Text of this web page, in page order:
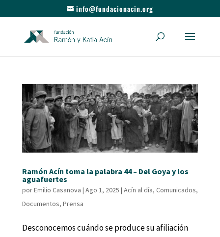
info@fundacionacin.org
Ramón Acín toma la palabra 44 – Del Goya y los
aguafuertes
porEmilio Casanova | Ago 1, 2025 | Acín al día, Comunicados,
Documentos, Prensa
Desconocemos cuándo se produce su afiliación